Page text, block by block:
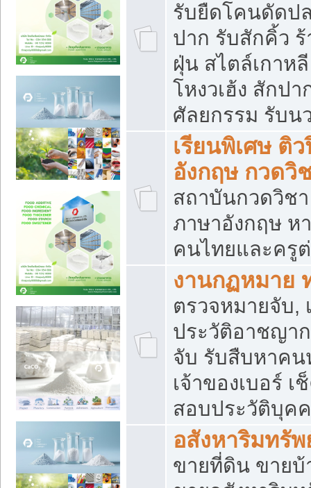
รับยืดโคนดัดป
ปาก รับสักคิ้ว
ฝุ่น สไตล์เกาห
โหงวเฮ้ง สักป
ศัลยกรรม รับน
เรียนพิเศษ ติ
อังกฤษ กวดวิ
สถาบันกวดวิช
ภาษาอังกฤษ ห
คนไทยและครู
งานกฏหมาย
ตรวจหมายจับ,
ประวัติอาชญา
จับ รับสืบหาคน
เจ้าของเบอร์
สอบประวัติบุค
อสังหาริมทรัพ
ขายที่ดิน ขายบ้